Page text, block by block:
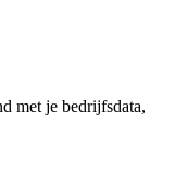
met je bedrijfsdata,